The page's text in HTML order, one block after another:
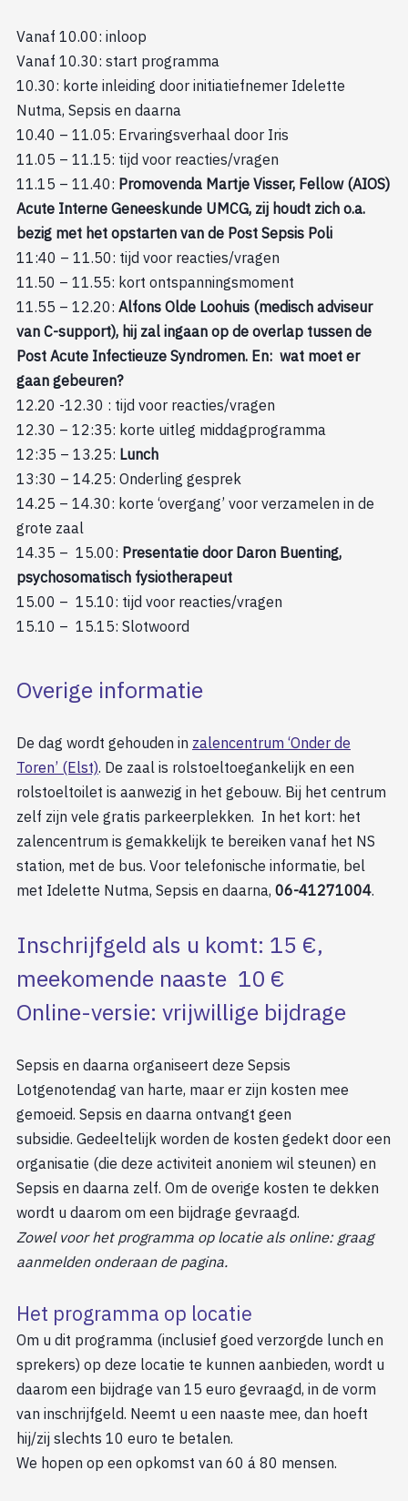
Vanaf 10.00: inloop
Vanaf 10.30: start programma
10.30: korte inleiding door initiatiefnemer Idelette
Nutma, Sepsis en daarna
10.40 – 11.05: Ervaringsverhaal door Iris
11.05 – 11.15: tijd voor reacties/vragen
11.15 – 11.40: Promovenda Martje Visser, Fellow (AIOS)
Acute Interne Geneeskunde UMCG, zij houdt zich o.a.
bezig met het opstarten van de Post Sepsis Poli
11:40 – 11.50: tijd voor reacties/vragen
11.50 – 11.55: kort ontspanningsmoment
11.55 – 12.20: Alfons Olde Loohuis (medisch adviseur
van C-support), hij zal ingaan op de overlap tussen de
Post Acute Infectieuze Syndromen. En: wat moet er
gaan gebeuren?
12.20 -12.30 : tijd voor reacties/vragen
12.30 – 12:35: korte uitleg middagprogramma
12:35 – 13.25: Lunch
13:30 – 14.25: Onderling gesprek
14.25 – 14.30: korte ‘overgang’ voor verzamelen in de
grote zaal
14.35 – 15.00: Presentatie door Daron Buenting,
psychosomatisch fysiotherapeut
15.00 – 15.10: tijd voor reacties/vragen
15.10 – 15.15: Slotwoord
Overige informatie
De dag wordt gehouden in zalencentrum ‘Onder de
Toren’ (Elst). De zaal is rolstoeltoegankelijk en een
rolstoeltoilet is aanwezig in het gebouw. Bij het centrum
zelf zijn vele gratis parkeerplekken. In het kort: het
zalencentrum is gemakkelijk te bereiken vanaf het NS
station, met de bus. Voor telefonische informatie, bel
met Idelette Nutma, Sepsis en daarna, 06-41271004.
Inschrijfgeld als u komt: 15 €,
meekomende naaste 10 €
Online-versie: vrijwillige bijdrage
Sepsis en daarna organiseert deze Sepsis
Lotgenotendag van harte, maar er zijn kosten mee
gemoeid. Sepsis en daarna ontvangt geen
subsidie. Gedeeltelijk worden de kosten gedekt door een
organisatie (die deze activiteit anoniem wil steunen) en
Sepsis en daarna zelf. Om de overige kosten te dekken
wordt u daarom om een bijdrage gevraagd.
Zowel voor het programma op locatie als online: graag
aanmelden onderaan de pagina.
Het programma op locatie
Om u dit programma (inclusief goed verzorgde lunch en
sprekers) op deze locatie te kunnen aanbieden, wordt u
daarom een bijdrage van 15 euro gevraagd, in de vorm
van inschrijfgeld. Neemt u een naaste mee, dan hoeft
hij/zij slechts 10 euro te betalen.
We hopen op een opkomst van 60 á 80 mensen.